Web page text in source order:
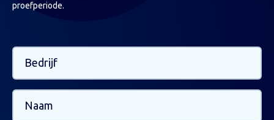
proefperiode.
Bedrijf
Naam